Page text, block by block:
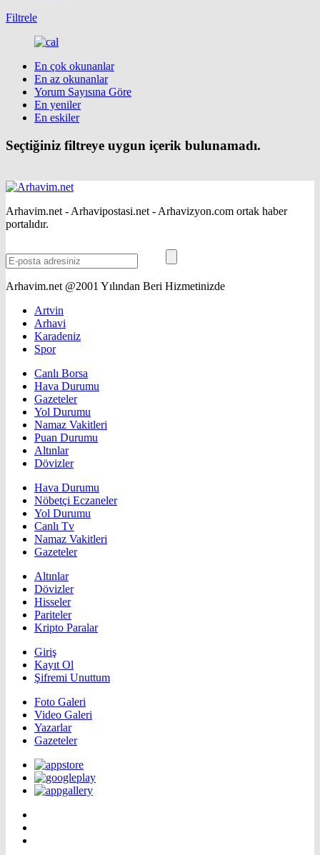
Filtrele
En çok okunanlar
En az okunanlar
Yorum Sayısına Göre
En yeniler
En eskiler
Seçtiğiniz filtreye uygun içerik bulunamadı.
Arhavim.net - Arhavipostasi.net - Arhavizyon.com ortak haber
portalıdır.
Arhavim.net @2001 Yılından Beri Hizmetinizde
Artvin
Arhavi
Karadeniz
Spor
Canlı Borsa
Hava Durumu
Gazeteler
Yol Durumu
Namaz Vakitleri
Puan Durumu
Altınlar
Dövizler
Hava Durumu
Nöbetçi Eczaneler
Yol Durumu
Canlı Tv
Namaz Vakitleri
Gazeteler
Altınlar
Dövizler
Hisseler
Pariteler
Kripto Paralar
Giriş
Kayıt Ol
Şifremi Unuttum
Foto Galeri
Video Galeri
Yazarlar
Gazeteler